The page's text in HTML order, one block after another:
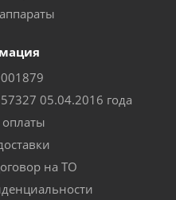
05.04.2016 года
на ТО